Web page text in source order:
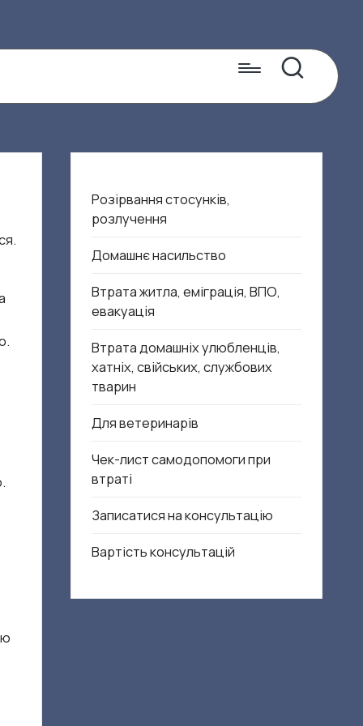
Розірвання стосунків,
розлучення
Домашнє насильство
Втрата житла, еміграція, ВПО,
евакуація
Втрата домашніх улюбленців,
хатніх, свійських, службових
тварин
Для ветеринарів
Чек-лист самодопомоги при
втраті
Записатися на консультацію
Вартість консультацій